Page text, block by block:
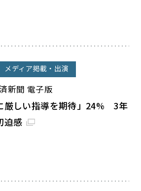
メディア掲載・出演
新聞 電子版
厳しい指導を期待」24% 3年
迫感